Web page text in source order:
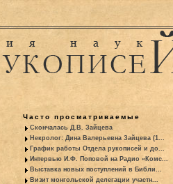
Часто просматриваемые
Скончалась Д.В. Зайцева
Некролог: Дина Валерьевна Зайцева (1...
График работы Отдела рукописей и до...
Интервью И.Ф. Поповой на Радио «Комс...
Выставка новых поступлений в Библи...
Визит монгольской делегации участн...